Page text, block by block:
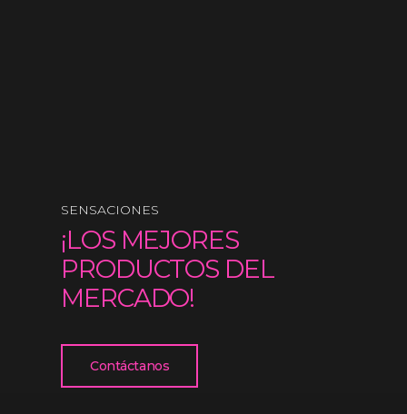
SENSACIONES
¡LOS MEJORES
PRODUCTOS DEL
MERCADO!
Contáctanos